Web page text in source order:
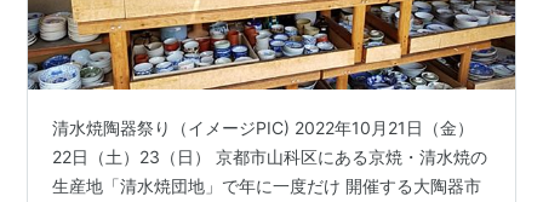
清水焼陶器祭り（イメージPIC) 2022年10月21日（金）
22日（土）23（日） 京都市山科区にある京焼・清水焼の
生産地「清水焼団地」で年に一度だけ 開催する大陶器市